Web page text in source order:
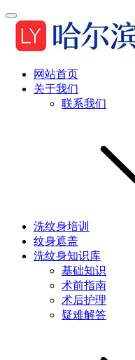
网站首页
关于我们
联系我们
洗纹身培训
纹身遮盖
洗纹身知识库
基础知识
术前指南
术后护理
疑难解答